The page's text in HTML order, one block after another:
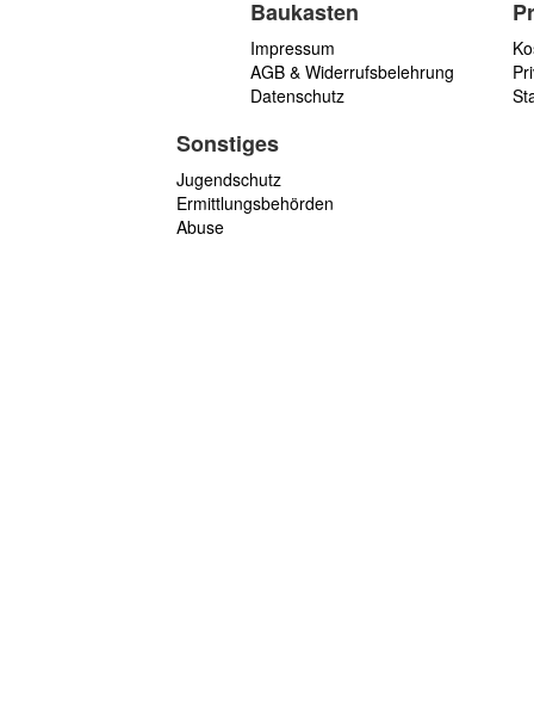
Baukasten
Impressum
AGB & Widerrufsbelehrung
Datenschutz
Sonstiges
Jugendschutz
Ermittlungsbehörden
Abuse